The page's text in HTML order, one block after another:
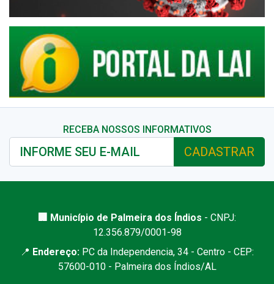
RECEBA NOSSOS INFORMATIVOS
CADASTRAR
🏢 Município de Palmeira dos Índios - CNPJ:
12.356.879/0001-98
📍 Endereço: PC da Independencia, 34 - Centro - CEP:
57600-010 - Palmeira dos Índios/AL